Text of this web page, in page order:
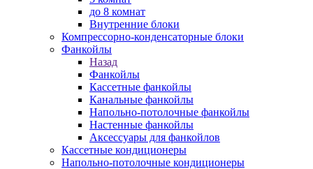
до 8 комнат
Внутренние блоки
Компрессорно-конденсаторные блоки
Фанкойлы
Назад
Фанкойлы
Кассетные фанкойлы
Канальные фанкойлы
Напольно-потолочные фанкойлы
Настенные фанкойлы
Аксессуары для фанкойлов
Кассетные кондиционеры
Напольно-потолочные кондиционеры